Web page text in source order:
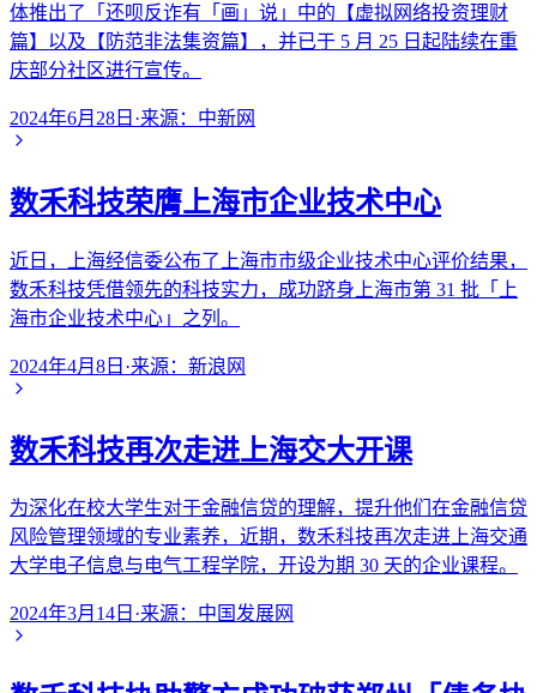
体推出了「还呗反诈有「画」说」中的【虚拟网络投资理财
篇】以及【防范非法集资篇】，并已于 5 月 25 日起陆续在重
庆部分社区进行宣传。
2024年6月28日 ·来源： 中新网
数禾科技荣膺上海市企业技术中心
近日，上海经信委公布了上海市市级企业技术中心评价结果，
数禾科技凭借领先的科技实力，成功跻身上海市第 31 批「上
海市企业技术中心」之列。
2024年4月8日 ·来源： 新浪网
数禾科技再次走进上海交大开课
为深化在校大学生对于金融信贷的理解，提升他们在金融信贷
风险管理领域的专业素养，近期，数禾科技再次走进上海交通
大学电子信息与电气工程学院，开设为期 30 天的企业课程。
2024年3月14日 ·来源： 中国发展网